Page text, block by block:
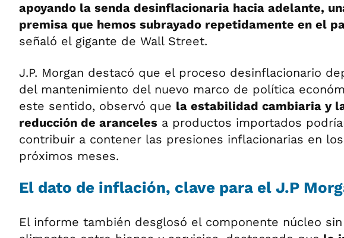
apoyando la senda desinflacionaria hacia adelante,
premisa que hemos subrayado repetidamente en el
señaló el gigante de Wall Street.
J.P. Morgan destacó que el proceso desinflacionario
del mantenimiento del nuevo marco de política
este sentido, observó que la estabilidad cambiaria y
reducción de aranceles a productos importados
contribuir a contener las presiones inflacionarias en los
próximos meses.
El dato de inflación, clave para el J.P
El informe también desglosó el componente núcleo sin